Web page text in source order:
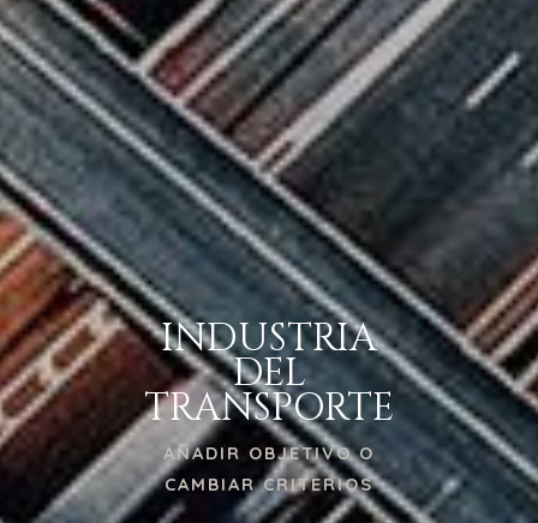
INDUSTRIA
DEL
TRANSPORTE
AÑADIR OBJETIVO O
CAMBIAR CRITERIOS